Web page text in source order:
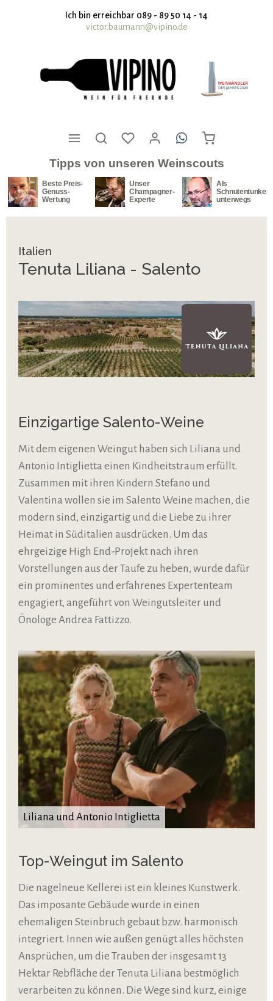
springenIch bin erreichbar 089 - 89 50 14 - 14
victor.baumann@vipino.de
Tipps von unseren Weinscouts
Beste Preis-
Genuss-
Wertung
Unser
Champagner-
Experte
Als
Schnutentunker
unterwegs
Italien
Tenuta Liliana - Salento
Einzigartige Salento-Weine
Mit dem eigenen Weingut haben sich Liliana und
Antonio Intiglietta einen Kindheitstraum erfüllt.
Zusammen mit ihren Kindern Stefano und
Valentina wollen sie im Salento Weine machen, die
modern sind, einzigartig und die Liebe zu ihrer
Heimat in Süditalien ausdrücken. Um das
ehrgeizige High End-Projekt nach ihren
Vorstellungen aus der Taufe zu heben, wurde dafür
ein prominentes und erfahrenes Expertenteam
engagiert, angeführt von Weingutsleiter und
Önologe Andrea Fattizzo.
Liliana und Antonio Intiglietta
Top-Weingut im Salento
Die nagelneue Kellerei ist ein kleines Kunstwerk.
Das imposante Gebäude wurde in einen
ehemaligen Steinbruch gebaut bzw. harmonisch
integriert. Innen wie außen genügt alles höchsten
Ansprüchen, um die Trauben der insgesamt 13
Hektar Rebfläche der Tenuta Liliana bestmöglich
verarbeiten zu können. Die Wege sind kurz, einige